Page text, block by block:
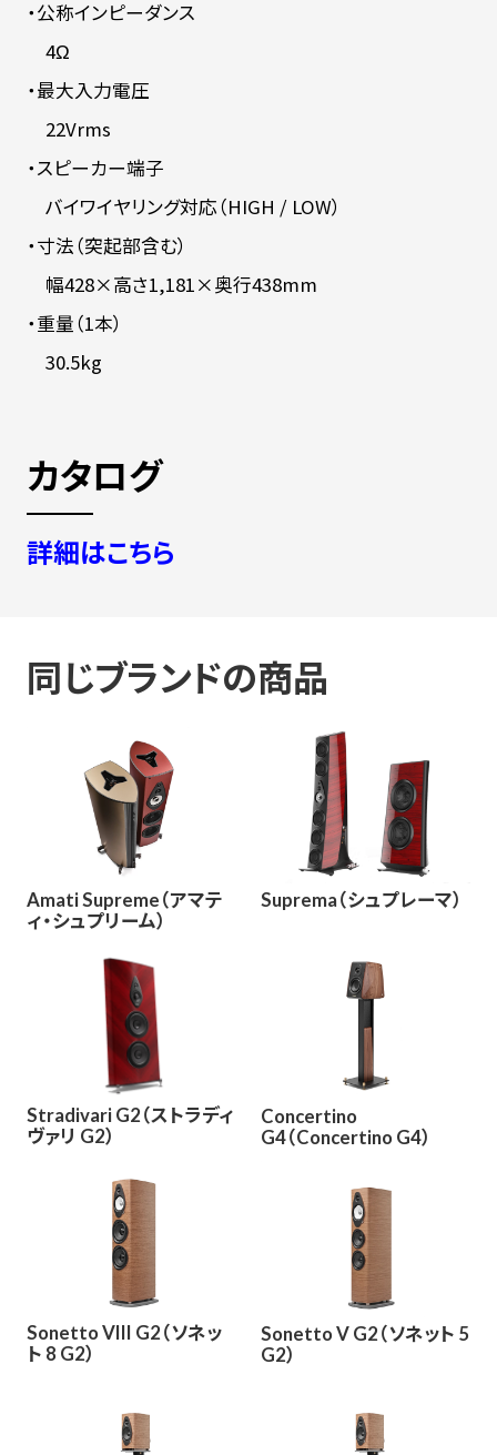
・公称インピーダンス
4Ω
・最大入力電圧
22Vrms
・スピーカー端子
バイワイヤリング対応（HIGH / LOW）
・寸法（突起部含む）
幅428×高さ1,181×奥行438mm
・重量（1本）
30.5kg
カタログ
詳細はこちら
同じブランドの商品
Amati Supreme（アマテ
ィ・シュプリーム）
Suprema（シュプレーマ）
Stradivari G2（ストラディ
ヴァリ G2）
Concertino
G4（Concertino G4）
Sonetto VIII G2（ソネッ
ト 8 G2）
Sonetto V G2（ソネット 5
G2）